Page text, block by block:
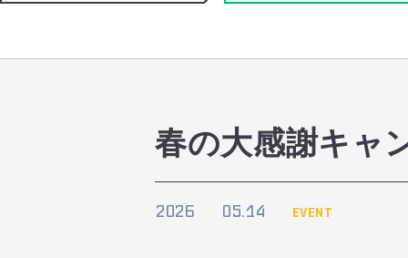
春の大感謝キャ
2026 05.14 EVENT